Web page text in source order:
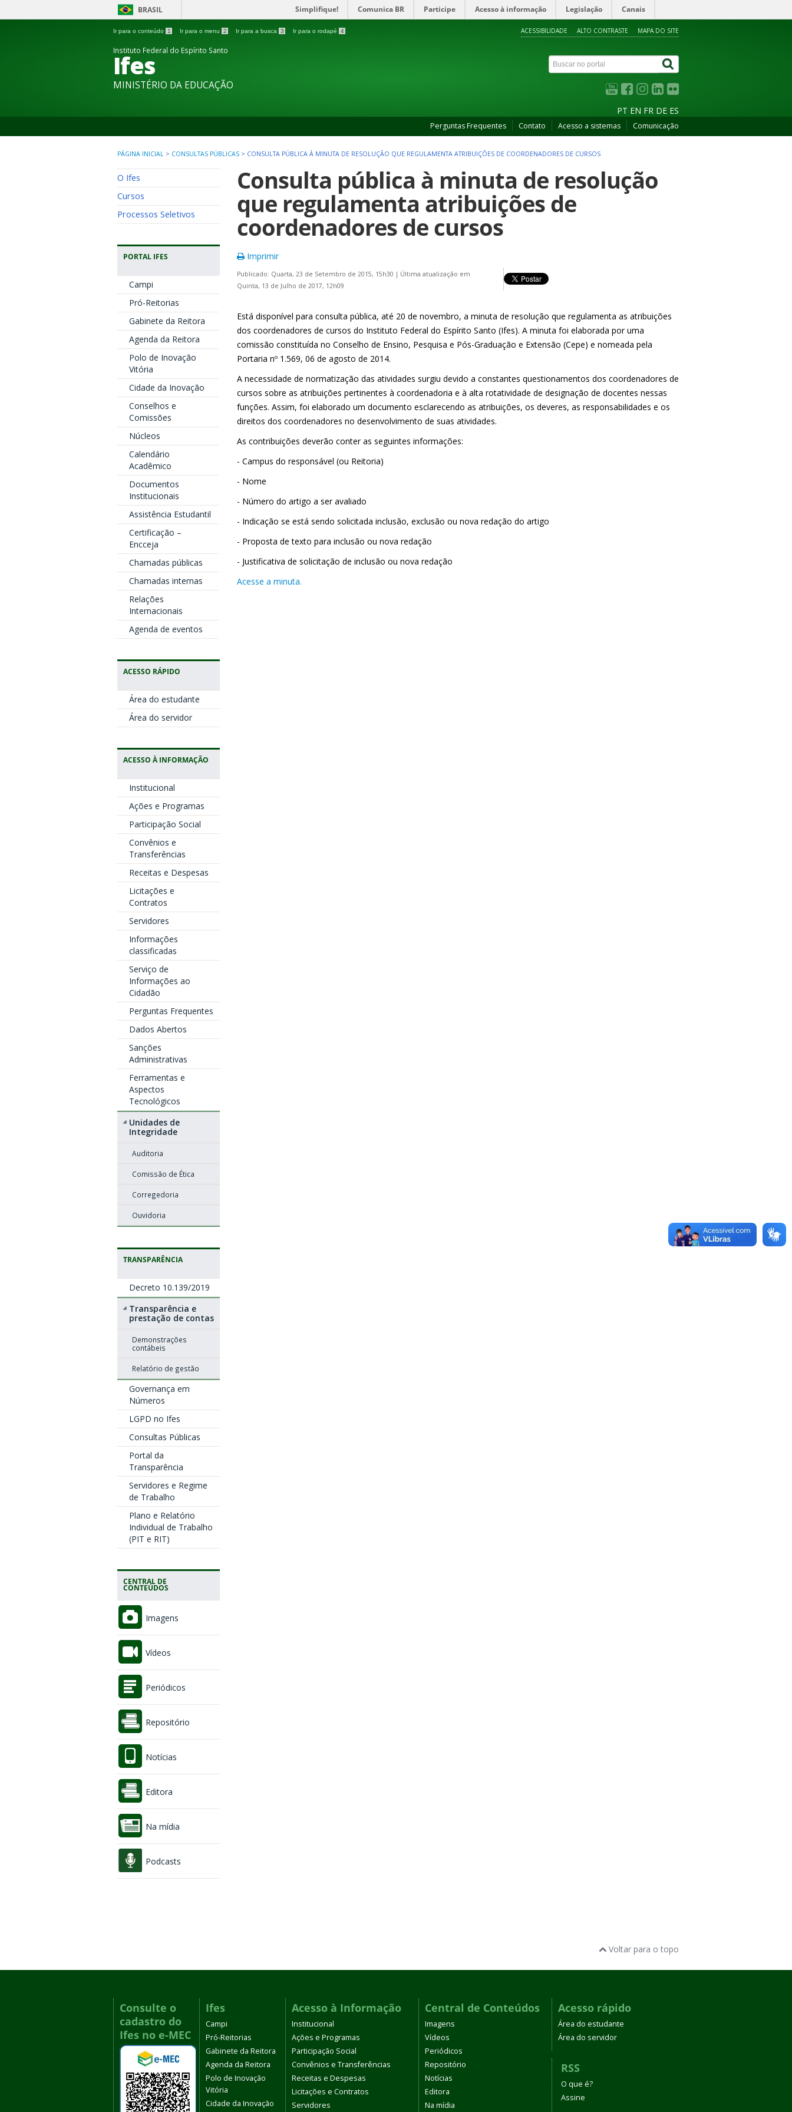
BRASIL Simplifique! Comunica BR Participe Acesso à informação Legislação Canais
Ir para o conteúdo 1 Ir para o menu 2 Ir para a busca 3 Ir para o rodapé 4 ACESSIBILIDADE ALTO CONTRASTE MAPA DO SITE
Instituto Federal do Espírito Santo
Ifes
MINISTÉRIO DA EDUCAÇÃO
PT EN FR DE ES
Perguntas Frequentes Contato Acesso a sistemas Comunicação
PÁGINA INICIAL > CONSULTAS PÚBLICAS > CONSULTA PÚBLICA À MINUTA DE RESOLUÇÃO QUE REGULAMENTA ATRIBUIÇÕES DE COORDENADORES DE CURSOS
O Ifes
Cursos
Processos Seletivos
PORTAL IFES
Campi
Pró-Reitorias
Gabinete da Reitora
Agenda da Reitora
Polo de Inovação
Vitória
Cidade da Inovação
Conselhos e
Comissões
Núcleos
Calendário
Acadêmico
Documentos
Institucionais
Assistência Estudantil
Certificação –
Encceja
Chamadas públicas
Chamadas internas
Relações
Internacionais
Agenda de eventos
ACESSO RÁPIDO
Área do estudante
Área do servidor
ACESSO À INFORMAÇÃO
Institucional
Ações e Programas
Participação Social
Convênios e
Transferências
Receitas e Despesas
Licitações e
Contratos
Servidores
Informações
classificadas
Serviço de
Informações ao
Cidadão
Perguntas Frequentes
Dados Abertos
Sanções
Administrativas
Ferramentas e
Aspectos
Tecnológicos
Unidades de
Integridade
Auditoria
Comissão de Ética
Corregedoria
Ouvidoria
TRANSPARÊNCIA
Decreto 10.139/2019
Transparência e
prestação de contas
Demonstrações
contábeis
Relatório de gestão
Governança em
Números
LGPD no Ifes
Consultas Públicas
Portal da
Transparência
Servidores e Regime
de Trabalho
Plano e Relatório
Individual de Trabalho
(PIT e RIT)
CENTRAL DE
CONTEÚDOS
Imagens
Vídeos
Periódicos
Repositório
Notícias
Editora
Na mídia
Podcasts
Consulta pública à minuta de resolução
que regulamenta atribuições de
coordenadores de cursos
Imprimir
Publicado: Quarta, 23 de Setembro de 2015, 15h30 | Última atualização em
Quinta, 13 de Julho de 2017, 12h09
Está disponível para consulta pública, até 20 de novembro, a minuta de resolução que regulamenta as atribuições
dos coordenadores de cursos do Instituto Federal do Espírito Santo (Ifes). A minuta foi elaborada por uma
comissão constituída no Conselho de Ensino, Pesquisa e Pós-Graduação e Extensão (Cepe) e nomeada pela
Portaria nº 1.569, 06 de agosto de 2014.
A necessidade de normatização das atividades surgiu devido a constantes questionamentos dos coordenadores de
cursos sobre as atribuições pertinentes à coordenadoria e à alta rotatividade de designação de docentes nessas
funções. Assim, foi elaborado um documento esclarecendo as atribuições, os deveres, as responsabilidades e os
direitos dos coordenadores no desenvolvimento de suas atividades.
As contribuições deverão conter as seguintes informações:
- Campus do responsável (ou Reitoria)
- Nome
- Número do artigo a ser avaliado
- Indicação se está sendo solicitada inclusão, exclusão ou nova redação do artigo
- Proposta de texto para inclusão ou nova redação
- Justificativa de solicitação de inclusão ou nova redação
Acesse a minuta.
Voltar para o topo
Consulte o
cadastro do
Ifes no e-MEC
Ifes
Campi
Pró-Reitorias
Gabinete da Reitora
Agenda da Reitora
Polo de Inovação
Vitória
Cidade da Inovação
Acesso à Informação
Institucional
Ações e Programas
Participação Social
Convênios e Transferências
Receitas e Despesas
Licitações e Contratos
Servidores
Central de Conteúdos
Imagens
Vídeos
Periódicos
Repositório
Notícias
Editora
Na mídia
Acesso rápido
Área do estudante
Área do servidor
RSS
O que é?
Assine